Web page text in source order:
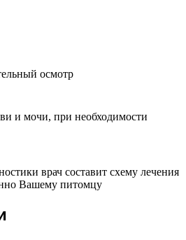
осмотр
и мочи, при необходимости
врач составит схему лечения
Вашему питомцу